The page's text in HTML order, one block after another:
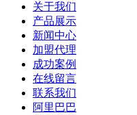
关于我们
产品展示
新闻中心
加盟代理
成功案例
在线留言
联系我们
阿里巴巴